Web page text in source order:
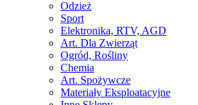
Odzież
Sport
Elektronika, RTV, AGD
Art. Dla Zwierząt
Ogród, Rośliny
Chemia
Art. Spożywcze
Materiały Eksploatacyjne